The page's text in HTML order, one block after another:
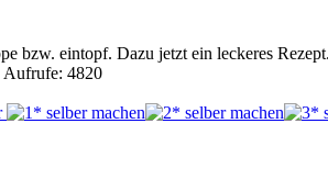
bzw. eintopf. Dazu jetzt ein leckeres
Aufrufe: 4820